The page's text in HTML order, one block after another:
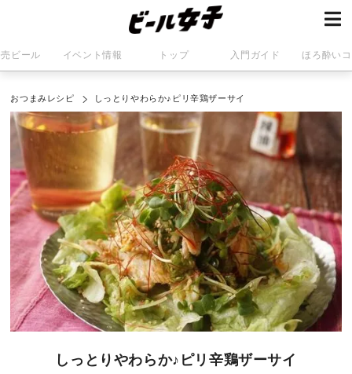
ビール イベント情報 トップ 入門ガイド ほろ酔い
おつまみレシピ しっとりやわらか♪ピリ辛鶏ザーサイ
しっとりやわらか♪ピリ辛鶏ザーサイ